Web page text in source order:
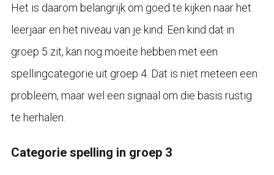
Het is daarom belangrijk om goed te kijken naar het
leerjaar en het niveau van je kind. Een kind dat in
groep 5 zit, kan nog moeite hebben met een
spellingcategorie uit groep 4. Dat is niet meteen een
probleem, maar wel een signaal om die basis rustig
te herhalen.
Categorie spelling in groep 3